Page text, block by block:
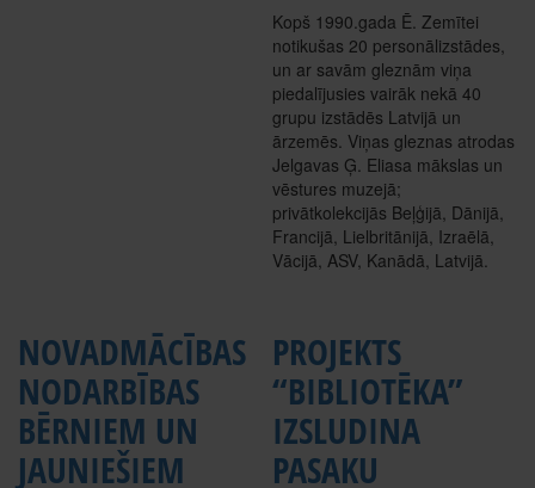
Kopš 1990.gada Ē. Zemītei
notikušas 20 personālizstādes,
un ar savām gleznām viņa
piedalījusies vairāk nekā 40
grupu izstādēs Latvijā un
ārzemēs. Viņas gleznas atrodas
Jelgavas Ģ. Eliasa mākslas un
vēstures muzejā;
privātkolekcijās Beļģijā, Dānijā,
Francijā, Lielbritānijā, Izraēlā,
Vācijā, ASV, Kanādā, Latvijā.
NOVADMĀCĪBAS
NODARBĪBAS
BĒRNIEM UN
JAUNIEŠIEM
PROJEKTS
“BIBLIOTĒKA”
IZSLUDINA
PASAKU